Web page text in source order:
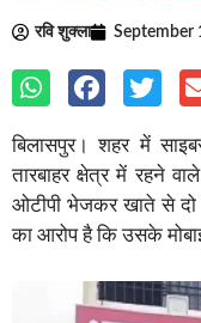
रवि शुक्ला September
बिलासपुर। शहर में
तारबाहर क्षेत्र में रहने
ओटीपी भेजकर खाते से दो
का आरोप है कि उसके